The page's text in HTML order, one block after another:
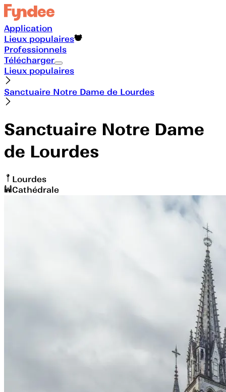
Application
Lieux populaires
Professionnels
Télécharger
Lieux populaires
Sanctuaire Notre Dame de Lourdes
Sanctuaire Notre Dame
de Lourdes
Lourdes
Cathédrale